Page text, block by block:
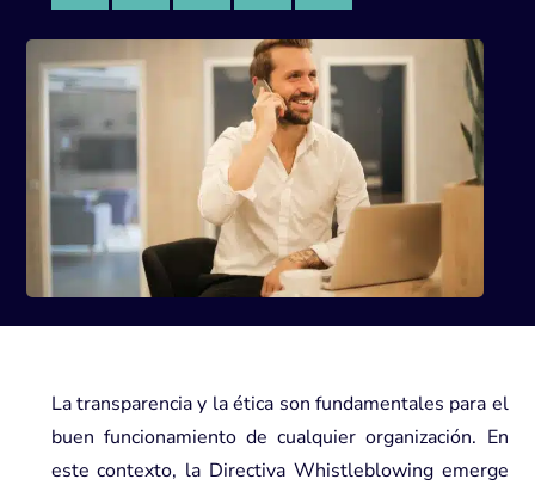
La transparencia y la ética son fundamentales para el
buen funcionamiento de cualquier organización. En
este contexto, la Directiva Whistleblowing emerge